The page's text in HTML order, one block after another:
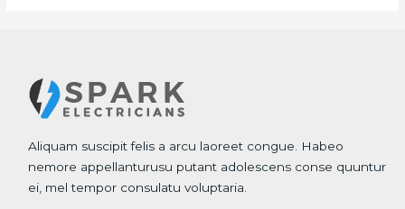
Aliquam suscipit felis a arcu laoreet congue. Habeo
nemore appellanturusu putant adolescens conse quuntur
ei, mel tempor consulatu voluptaria.